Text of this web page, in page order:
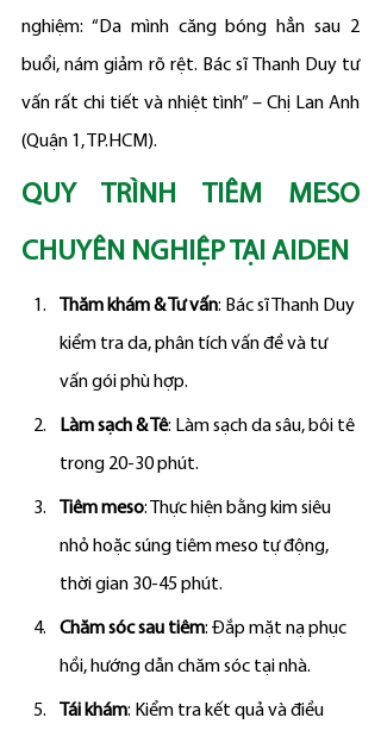
nghiệm: “Da mình căng bóng hẳn sau 2
buổi, nám giảm rõ rệt. Bác sĩ Thanh Duy tư
vấn rất chi tiết và nhiệt tình” – Chị Lan Anh
(Quận 1, TP.HCM).
QUY TRÌNH TIÊM MESO
CHUYÊN NGHIỆP TẠI AIDEN
Thăm khám & Tư vấn: Bác sĩ Thanh Duy
kiểm tra da, phân tích vấn đề và tư
vấn gói phù hợp.
Làm sạch & Tê: Làm sạch da sâu, bôi tê
trong 20-30 phút.
Tiêm meso: Thực hiện bằng kim siêu
nhỏ hoặc súng tiêm meso tự động,
thời gian 30-45 phút.
Chăm sóc sau tiêm: Đắp mặt nạ phục
hồi, hướng dẫn chăm sóc tại nhà.
Tái khám: Kiểm tra kết quả và điều